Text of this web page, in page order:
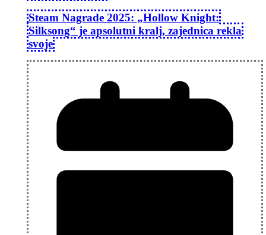
Steam Nagrade 2025: „Hollow Knight:
Silksong“ je apsolutni kralj, zajednica rekla
svoje